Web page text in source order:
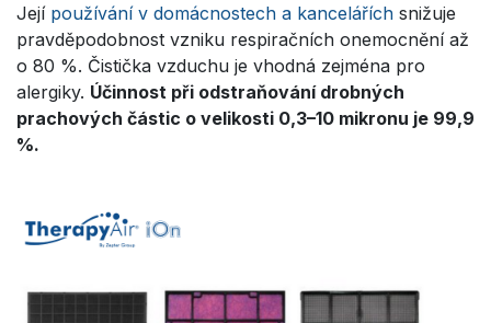
Její používání v domácnostech a kancelářích snižuje
pravděpodobnost vzniku respiračních onemocnění až
o 80 %. Čistička vzduchu je vhodná zejména pro
alergiky. Účinnost při odstraňování drobných
prachových částic o velikosti 0,3–10 mikronu je 99,9
%.